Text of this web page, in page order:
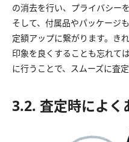
の消去を行い、プライバシー
そして、付属品やパッケージ
定額アップに繋がります。き
印象を良くすることも忘れて
に行うことで、スムーズに査
3.2. 査定時によく